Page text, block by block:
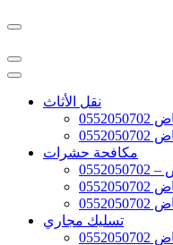
نقل الأثاث
مكافحة حشرات
تسليك مجاري